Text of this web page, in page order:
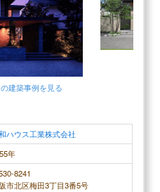
スクロールできます
どを提案してくだ
ただけました。
通りが叶ったと思
か現場に差し入れ
ル完成設計
建築事例を見る
ハウス工業株式会社
年
8241
市北区梅田3丁目3番5号